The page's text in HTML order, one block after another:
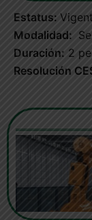
Estatus:
Modalidad:
Duración: 2
Resolución